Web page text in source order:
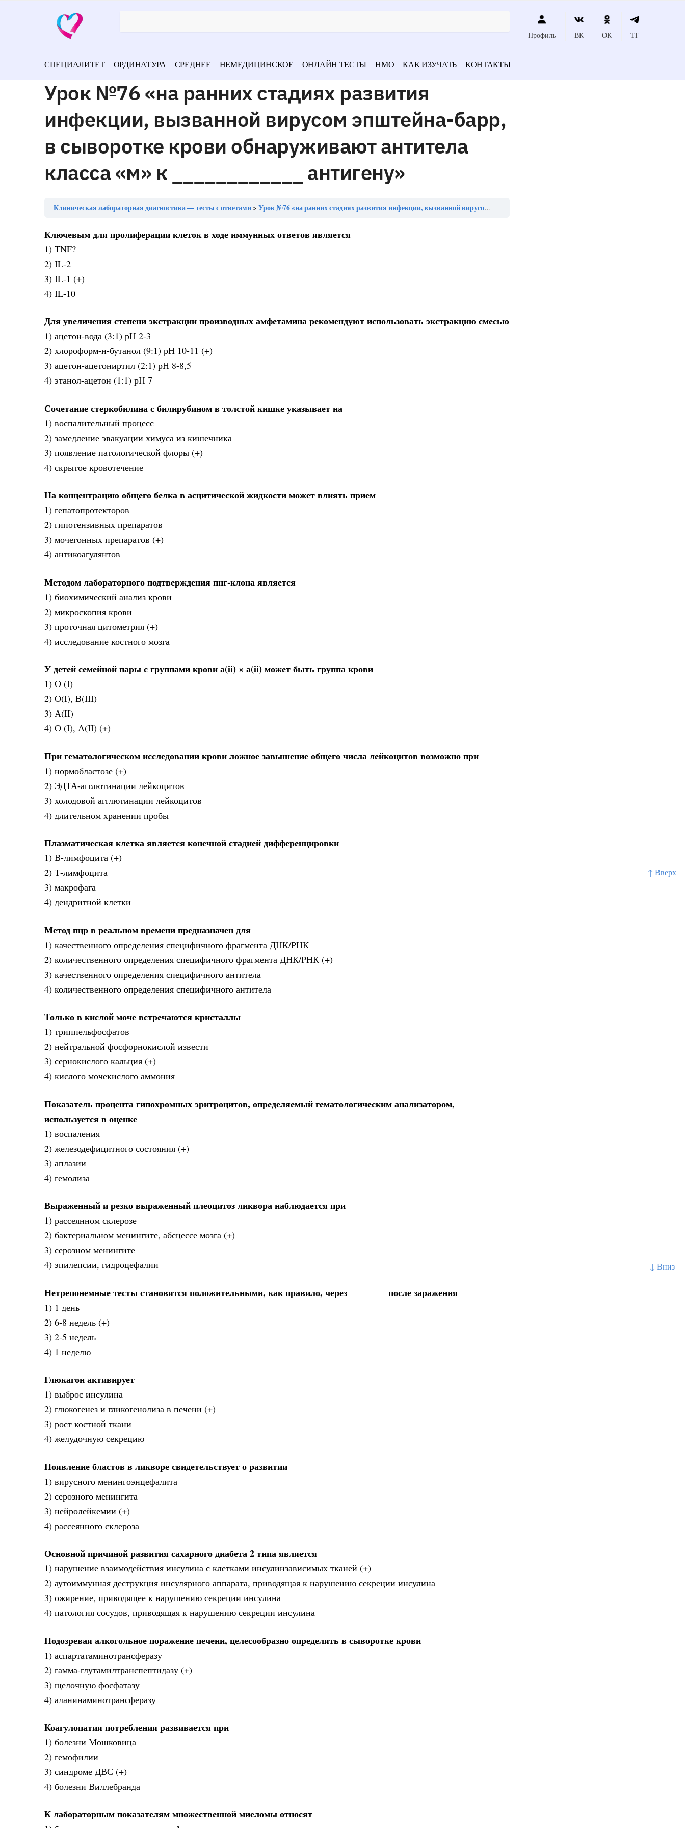
↑ Вверх
↓ Вниз
Профиль ВК ОК ТГ
СПЕЦИАЛИТЕТ ОРДИНАТУРА СРЕДНЕЕ НЕМЕДИЦИНСКОЕ ОНЛАЙН ТЕСТЫ НМО КАК ИЗУЧАТЬ КОНТАКТЫ
Урок №76 «на ранних стадиях развития
инфекции, вызванной вирусом эпштейна-барр,
в сыворотке крови обнаруживают антитела
класса «м» к ____________ антигену»
Клиническая лабораторная диагностика — тесты с ответами Урок №76 «на ранних стадиях развития инфекции, вызванной вирусом эпштейна-барр, в сыворотке крови обнаруживают антитела класса «м» к ____________ антигену»
Ключевым для пролиферации клеток в ходе иммунных ответов является
1) TNF?
2) IL-2
3) IL-1 (+)
4) IL-10
Для увеличения степени экстракции производных амфетамина рекомендуют использовать экстракцию смесью
1) ацетон-вода (3:1) рН 2-3
2) хлороформ-н-бутанол (9:1) рН 10-11 (+)
3) ацетон-ацетониртил (2:1) рН 8-8,5
4) этанол-ацетон (1:1) рН 7
Сочетание стеркобилина с билирубином в толстой кишке указывает на
1) воспалительный процесс
2) замедление эвакуации химуса из кишечника
3) появление патологической флоры (+)
4) скрытое кровотечение
На концентрацию общего белка в асцитической жидкости может влиять прием
1) гепатопротекторов
2) гипотензивных препаратов
3) мочегонных препаратов (+)
4) антикоагулянтов
Методом лабораторного подтверждения пнг-клона является
1) биохимический анализ крови
2) микроскопия крови
3) проточная цитометрия (+)
4) исследование костного мозга
У детей семейной пары с группами крови а(ii) × а(ii) может быть группа крови
1) О (I)
2) О(I), В(III)
3) А(II)
4) О (I), А(II) (+)
При гематологическом исследовании крови ложное завышение общего числа лейкоцитов возможно при
1) нормобластозе (+)
2) ЭДТА-агглютинации лейкоцитов
3) холодовой агглютинации лейкоцитов
4) длительном хранении пробы
Плазматическая клетка является конечной стадией дифференцировки
1) В-лимфоцита (+)
2) Т-лимфоцита
3) макрофага
4) дендритной клетки
Метод пцр в реальном времени предназначен для
1) качественного определения специфичного фрагмента ДНК/РНК
2) количественного определения специфичного фрагмента ДНК/РНК (+)
3) качественного определения специфичного антитела
4) количественного определения специфичного антитела
Только в кислой моче встречаются кристаллы
1) триппельфосфатов
2) нейтральной фосфорнокислой извести
3) сернокислого кальция (+)
4) кислого мочекислого аммония
Показатель процента гипохромных эритроцитов, определяемый гематологическим анализатором,
используется в оценке
1) воспаления
2) железодефицитного состояния (+)
3) аплазии
4) гемолиза
Выраженный и резко выраженный плеоцитоз ликвора наблюдается при
1) рассеянном склерозе
2) бактериальном менингите, абсцессе мозга (+)
3) серозном менингите
4) эпилепсии, гидроцефалии
Нетрепонемные тесты становятся положительными, как правило, через_________после заражения
1) 1 день
2) 6-8 недель (+)
3) 2-5 недель
4) 1 неделю
Глюкагон активирует
1) выброс инсулина
2) глюкогенез и гликогенолиза в печени (+)
3) рост костной ткани
4) желудочную секрецию
Появление бластов в ликворе свидетельствует о развитии
1) вирусного менингоэнцефалита
2) серозного менингита
3) нейролейкемии (+)
4) рассеянного склероза
Основной причиной развития сахарного диабета 2 типа является
1) нарушение взаимодействия инсулина с клетками инсулинзависимых тканей (+)
2) аутоиммунная деструкция инсулярного аппарата, приводящая к нарушению секреции инсулина
3) ожирение, приводящее к нарушению секреции инсулина
4) патология сосудов, приводящая к нарушению секреции инсулина
Подозревая алкогольное поражение печени, целесообразно определять в сыворотке крови
1) аспартатаминотрансферазу
2) гамма-глутамилтранспептидазу (+)
3) щелочную фосфатазу
4) аланинаминотрансферазу
Коагулопатия потребления развивается при
1) болезни Мошковица
2) гемофилии
3) синдроме ДВС (+)
4) болезни Виллебранда
К лабораторным показателям множественной миеломы относят